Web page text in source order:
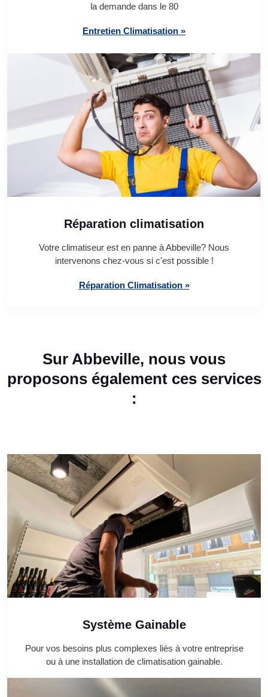
la demande dans le 80
Entretien Climatisation »
Réparation climatisation
Votre climatiseur est en panne à Abbeville? Nous
intervenons chez-vous si c'est possible !
Réparation Climatisation »
Sur Abbeville, nous vous
proposons également ces services
:
Système Gainable
Pour vos besoins plus complexes liés à votre entreprise
ou à une installation de climatisation gainable.